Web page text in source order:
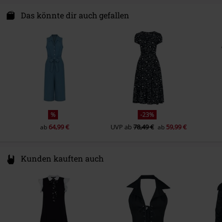
Hemmerichstr. 1
Das könnte dir auch gefallen
%
ab 64,99 €
-23%
UVP ab 78,49 € ab 59,99 €
Kunden kauften auch